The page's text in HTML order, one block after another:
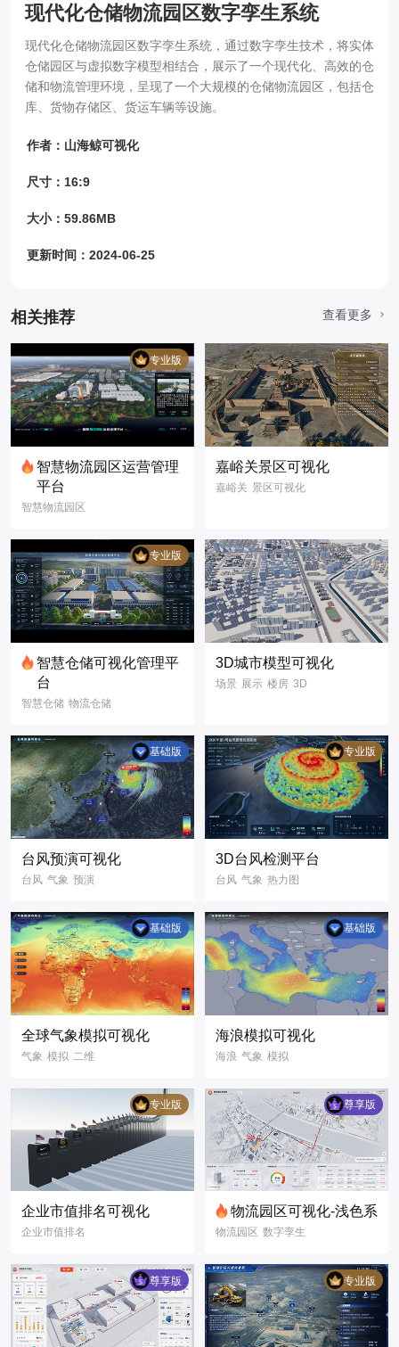
现代化仓储物流园区数字孪生系统
现代化仓储物流园区数字孪生系统，通过数字孪生技术，将实体
仓储园区与虚拟数字模型相结合，展示了一个现代化、高效的仓
储和物流管理环境，呈现了一个大规模的仓储物流园区，包括仓
库、货物存储区、货运车辆等设施。
作者：山海鲸可视化
尺寸：16:9
大小：59.86MB
更新时间：2024-06-25
相关推荐 查看更多
专业版
智慧物流园区运营管理
平台
智慧物流园区
园区运营看板
仓储数据报表
库区监控管理
物流数字化
智慧园区 智慧仓储
3D模型
3D可视化
嘉峪关景区可视化
嘉峪关 景区可视化
数据可视化
专业版
智慧仓储可视化管理平
台
智慧仓储 物流仓储
仓储可视化
物流可视化
智慧仓储可视化管
理平台
可视化3D场景
3D可视化
数字孪生
3D城市模型可视化
场景 展示 楼房 3D
数字孪生
数据可视化 大屏
信息 GIS
基础版
台风预演可视化
台风 气象 预演
专业版
3D台风检测平台
台风 气象 热力图
天气监测
3D可视化
三维渲染 3D地图
三维地图
基础版
全球气象模拟可视化
气象 模拟 二维
基础版
海浪模拟可视化
海浪 气象 模拟
数据可视化
专业版
企业市值排名可视化
企业市值排名
市值 数字孪生
3D
三维模型
3D模型
3D可视化
尊享版
物流园区可视化-浅色系
物流园区 数字孪生
浅色大屏
3D可视化
数据可视化
智慧园区
尊享版 专业版